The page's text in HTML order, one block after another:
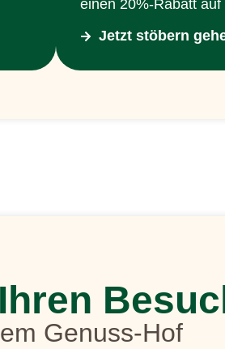
einen 20%-Rabatt
Jetzt stöbern
Genuss-Hof